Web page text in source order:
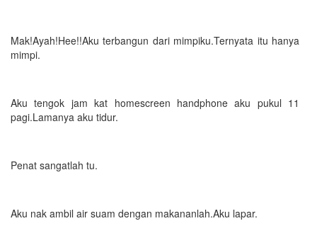
Mak!Ayah!Hee!!Aku terbangun dari mimpiku.Ternyata itu hanya
mimpi.
Aku tengok jam kat homescreen handphone aku pukul 11
pagi.Lamanya aku tidur.
Penat sangatlah tu.
Aku nak ambil air suam dengan makananlah.Aku lapar.